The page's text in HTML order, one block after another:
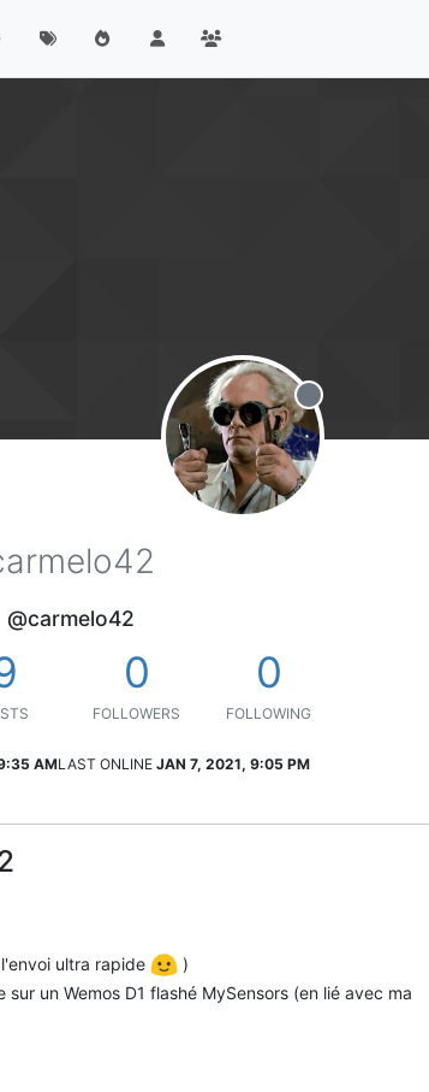
Offline
@carmelo42
0
FOLLOWERS
0
FOLLOWING
AMLAST ONLINE JAN 7, 2021, 9:05 PM
ultra rapide
)
un Wemos D1 flashé MySensors (en lié avec ma